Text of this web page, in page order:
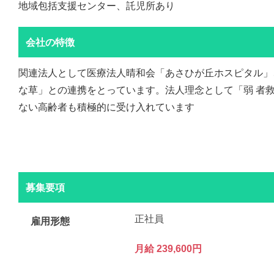
地域包括支援センター、託児所あり
会社の特徴
関連法人として医療法人晴和会「あさひが丘ホスピタル
な草」との連携をとっています。法人理念として「弱 者
ない高齢者も積極的に受け入れています
募集要項
雇用形態 正社員
月給 239,600円